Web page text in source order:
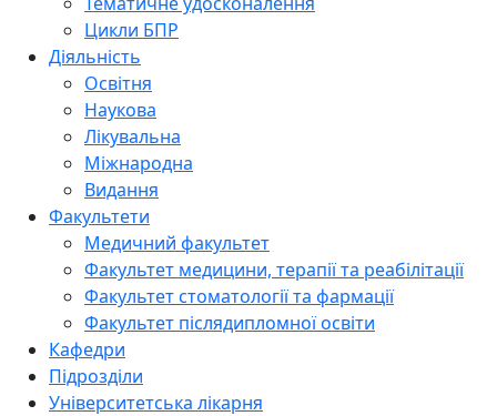
Цикли БПР
Діяльність
Освітня
Наукова
Лікувальна
Міжнародна
Видання
Факультети
Медичний факультет
Факультет медицини, терапії та реабілітації
Факультет стоматології та фармації
Факультет післядипломної освіти
Кафедри
Підрозділи
Університетська лікарня